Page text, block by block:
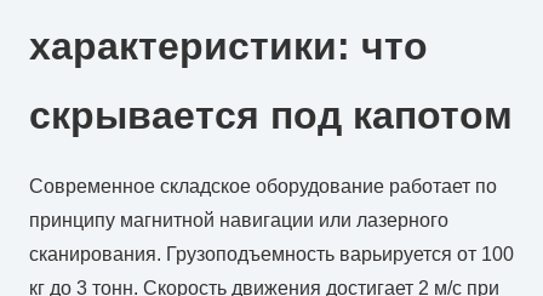
характеристики: что
скрывается под капотом
Современное складское оборудование работает по
принципу магнитной навигации или лазерного
сканирования. Грузоподъемность варьируется от 100
кг до 3 тонн. Скорость движения достигает 2 м/с при